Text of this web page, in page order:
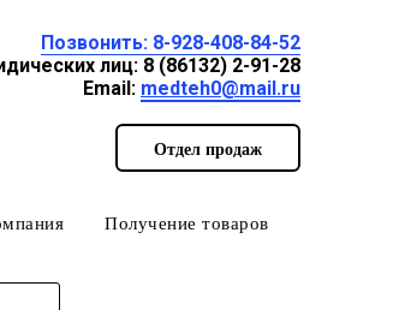
Позвонить: 8-928-408-84-52
лиц: 8 (86132) 2-91-28
Email: medteh0@mail.ru
Отдел продаж
Получение товаров